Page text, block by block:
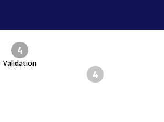
4
Validation
4